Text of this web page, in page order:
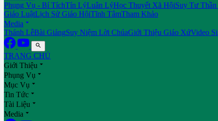
Phụng Vụ - Bí TíchTín LýLuân LýHọc Thuyết Xã HộiSuy Tư
Giáo LuậtLịch Sử Giáo HộiTĩnh TâmTham Khảo
Media 
Thánh LễBài GiảngSuy Niệm Lời ChúaGiới Thiệu Giáo XứVideo

TRANG CHỦ
Giới Thiệu 
Phụng Vụ 
Mục Vụ 
Tin Tức 
Tài Liệu 
Media 